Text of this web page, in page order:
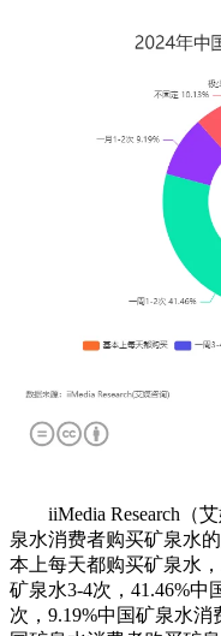
iiMedia Research（艾
泉水消费者购买矿泉水
本上每天都购买矿泉水
矿泉水3-4次，41.46%